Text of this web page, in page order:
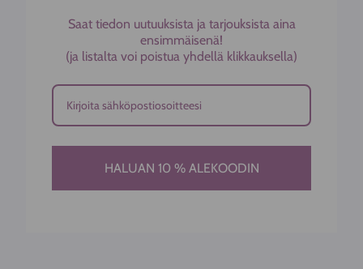
Saat tiedon uutuuksista ja tarjouksista aina
ensimmäisenä!
(ja listalta voi poistua yhdellä klikkauksella)
HALUAN 10 % ALEKOODIN